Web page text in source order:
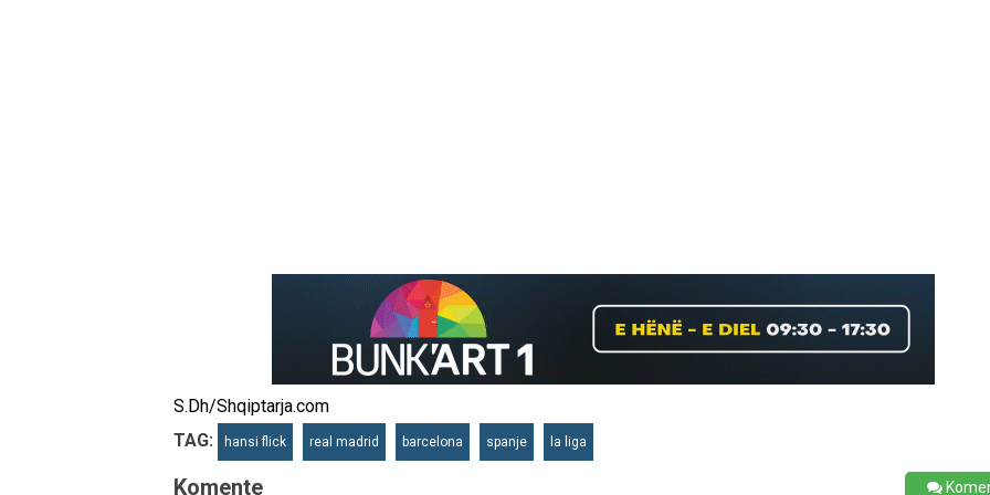
S.Dh/Shqiptarja.com
TAG:
hansi flick real madrid barcelona spanje la liga
Komente